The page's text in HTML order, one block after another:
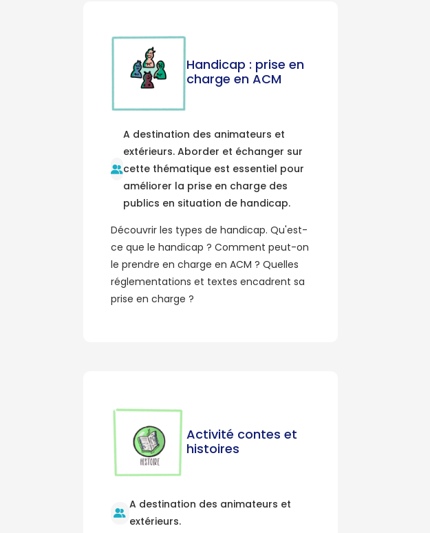
Handicap : prise en
charge en ACM
A destination des animateurs et
extérieurs. Aborder et échanger sur
cette thématique est essentiel pour
améliorer la prise en charge des
publics en situation de handicap.
Découvrir les types de handicap. Qu'est-
ce que le handicap ? Comment peut-on
le prendre en charge en ACM ? Quelles
réglementations et textes encadrent sa
prise en charge ?
Activité contes et
histoires
A destination des animateurs et
extérieurs.